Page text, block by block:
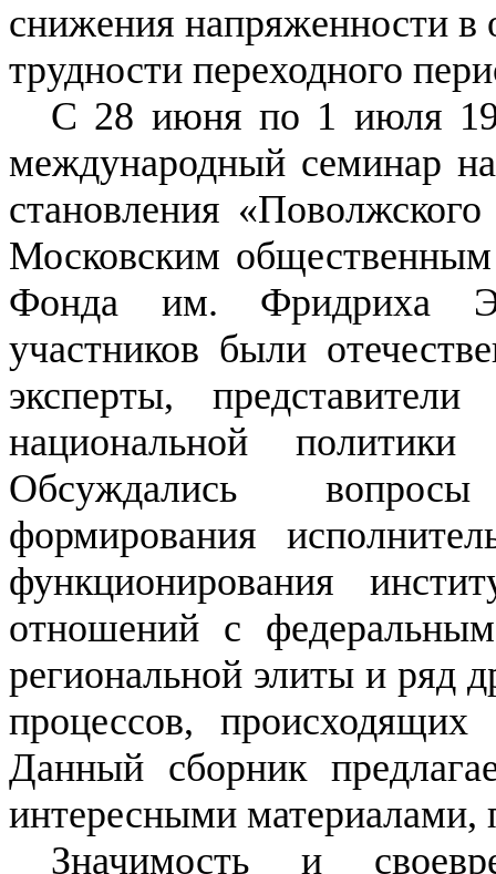
снижения напряженности
трудности переходного
С 28 июня по 1 июля
международный семинар
становления
Московским
Фонда им. Фридриха
участников были
эксперты,
национальной
Обсуждались
формирования
функционирования
отношений с
региональной элиты и ряд
процессов,
Данный сборник
интересными материалами,
Значимость и